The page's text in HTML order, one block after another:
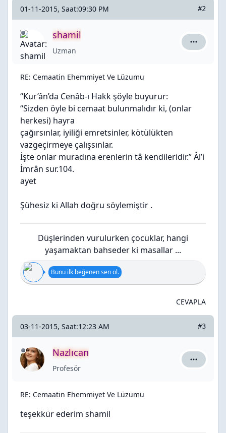
01-11-2015, Saat:09:30 PM #2
shamil
Uzman shamil
RE: Cemaatin Ehemmiyet Ve Lüzumu
“Kur’ân’da Cenâb-ı Hakk şöyle buyurur:
“Sizden öyle bi cemaat bulunmalıdır ki, (onlar
herkesi) hayra
çağırsınlar, iyiliği emretsinler, kötülükten
vazgeçirmeye çalışsınlar.
İşte onlar muradına erenlerin tâ kendileridir.” Âl’i
İmrân sur.104.
ayet
Şühesiz ki Allah doğru söylemiştir .
Düşlerinden vurulurken çocuklar, hangi
yaşamaktan bahseder ki masallar ...
Bunu ilk beğenen sen ol.
CEVAPLA
03-11-2015, Saat:12:23 AM #3
Nazlıcan
Profesör Nazlıcan
RE: Cemaatin Ehemmiyet Ve Lüzumu
teşekkür ederim shamil